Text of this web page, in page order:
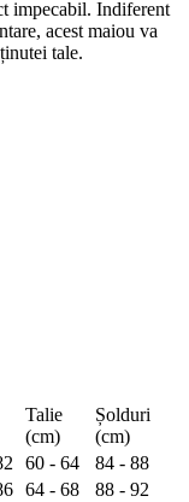
impecabil. Indiferent
acest maiou va
tale.
Talie
(cm)
Șolduri
(cm)
60 - 64
84 - 88
64 - 68
88 - 92